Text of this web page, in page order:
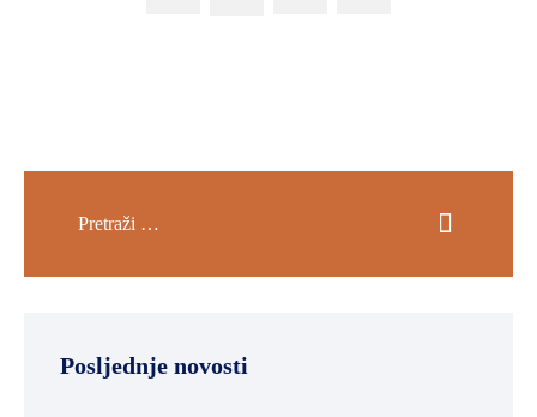
Posljednje novosti